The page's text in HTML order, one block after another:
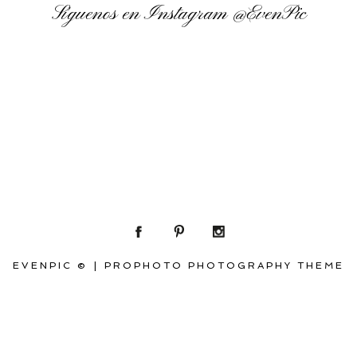
Síguenos en Instagram@EvenPic
EVENPIC © PROPHOTO PHOTOGRAPHY THEME